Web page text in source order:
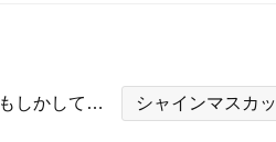
もしかして… シャインマスカッ